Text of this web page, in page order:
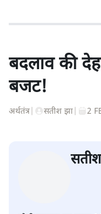
बदलाव की
बजट!
अर्थतंत्र सतीश झा 2